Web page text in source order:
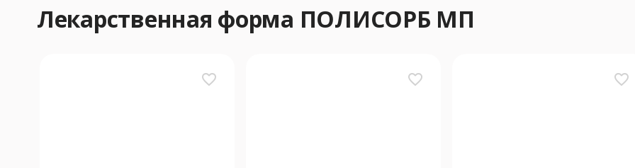
Лекарственная форма ПОЛИСОРБ МП
favorite_border favorite_border favorite_border